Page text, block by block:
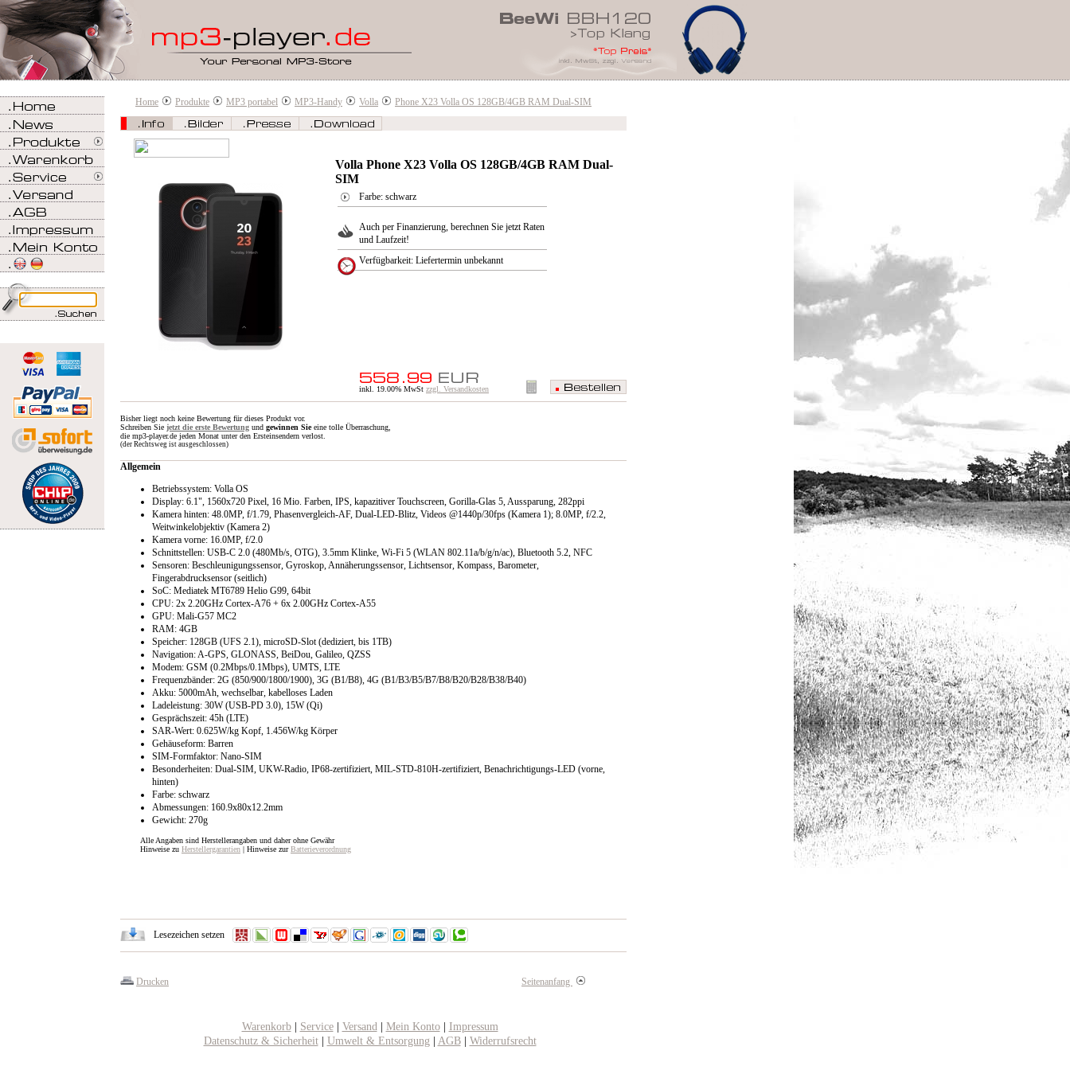
Home Produkte MP3 portabel MP3-Handy Volla Phone X23 Volla OS 128GB/4GB RAM Dual-SIM
Volla Phone X23 Volla OS 128GB/4GB RAM Dual-
SIM
Farbe: schwarz
Auch per Finanzierung, berechnen Sie jetzt Raten
und Laufzeit!
Verfügbarkeit: Liefertermin unbekannt
inkl. 19.00% MwSt zzgl. Versandkosten
Bisher liegt noch keine Bewertung für dieses Produkt vor.
Schreiben Sie jetzt die erste Bewertung und gewinnen Sieeine tolle Überraschung,
die mp3-player.de jeden Monat unter den Ersteinsendern verlost.
(der Rechtsweg ist ausgeschlossen)
Allgemein
Betriebssystem: Volla OS
Display: 6.1", 1560x720 Pixel, 16 Mio. Farben, IPS, kapazitiver Touchscreen, Gorilla-Glas 5, Aussparung, 282ppi
Kamera hinten: 48.0MP, f/​1.79, Phasenvergleich-AF, Dual-LED-Blitz, Videos @1440p/​30fps (Kamera 1); 8.0MP, f/​2.2,
Weitwinkelobjektiv (Kamera 2)
Kamera vorne: 16.0MP, f/​2.0
Schnittstellen: USB-C 2.0 (480Mb/​s, OTG), 3.5mm Klinke, Wi-Fi 5 (WLAN 802.11a/​b/​g/​n/​ac), Bluetooth 5.2, NFC
Sensoren: Beschleunigungssensor, Gyroskop, Annäherungssensor, Lichtsensor, Kompass, Barometer,
Fingerabdrucksensor (seitlich)
SoC: Mediatek MT6789 Helio G99, 64bit
CPU: 2x 2.20GHz Cortex-A76 + 6x 2.00GHz Cortex-A55
GPU: Mali-G57 MC2
RAM: 4GB
Speicher: 128GB (UFS 2.1), microSD-Slot (dediziert, bis 1TB)
Navigation: A-GPS, GLONASS, BeiDou, Galileo, QZSS
Modem: GSM (0.2Mbps/​0.1Mbps), UMTS, LTE
Frequenzbänder: 2G (850/​900/​1800/​1900), 3G (B1/​B8), 4G (B1/​B3/​B5/​B7/​B8/​B20/​B28/​B38/​B40)
Akku: 5000mAh, wechselbar, kabelloses Laden
Ladeleistung: 30W (USB-PD 3.0), 15W (Qi)
Gesprächszeit: 45h (LTE)
SAR-Wert: 0.625W/​kg Kopf, 1.456W/​kg Körper
Gehäuseform: Barren
SIM-Formfaktor: Nano-SIM
Besonderheiten: Dual-SIM, UKW-Radio, IP68-zertifiziert, MIL-STD-810H-zertifiziert, Benachrichtigungs-LED (vorne,
hinten)
Farbe: schwarz
Abmessungen: 160.9x80x12.2mm
Gewicht: 270g
Alle Angaben sind Herstellerangaben und daher ohne Gewähr
Hinweise zu Herstellergarantien | Hinweise zurBatterieverordnung
Lesezeichen setzen
Drucken Seitenanfang
Warenkorb| Service| Versand| Mein Konto| Impressum
Datenschutz & Sicherheit| Umwelt & Entsorgung| AGB| Widerrufsrecht